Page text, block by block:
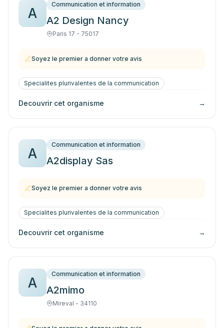
A
Communication et information
A2 Design Nancy
Paris 17 - 75017
Soyez le premier a donner votre avis
Specialites plurivalentes de la communication
Decouvrir cet organisme →
A
Communication et information
A2display Sas
Soyez le premier a donner votre avis
Specialites plurivalentes de la communication
Decouvrir cet organisme →
A
Communication et information
A2mimo
Mireval - 34110